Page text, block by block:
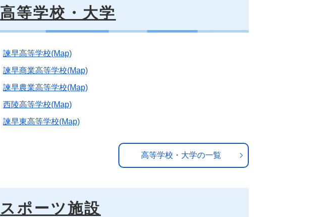
高等学校・大学
諫早高等学校(Map)
諫早商業高等学校(Map)
諫早農業高等学校(Map)
西陵高等学校(Map)
諫早東高等学校(Map)
高等学校・大学の一覧
スポーツ施設